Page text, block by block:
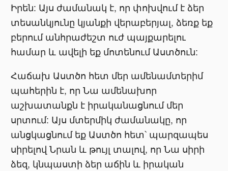
Իրեն: Այս ժամանակ է, որ փոխվում է ձեր
տեսանկյունը կյանքի վերաբերյալ, ձեռք եք
բերում անհրաժեշտ ուժ պայքարելու
համար և ավելի եք մոտենում Աստծուն:
Հաճախ Աստծո հետ մեր ամենամտերիմ
պահերին է, որ Նա ամենախոր
աշխատանքն է իրականացնում մեր
սրտում: Այս մտերմիկ ժամանակը, որ
անցկացնում եք Աստծո հետ՝ պարզապես
սիրելով Նրան և թույլ տալով, որ Նա սիրի
ձեզ, կնպաստի ձեր աճին և իրական